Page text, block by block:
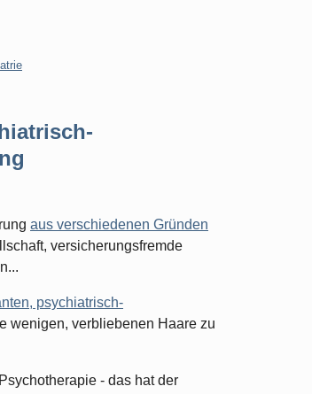
aus verschiedenen Gründen
versicherungsfremde
psychiatrisch-
wenigen, verbliebenen Haare zu
- das hat der